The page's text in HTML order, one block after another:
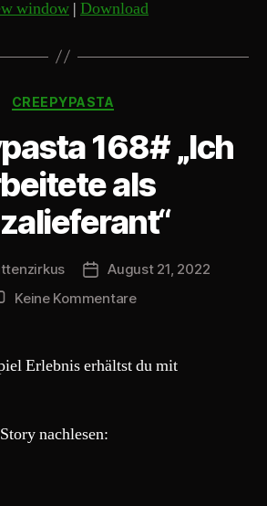
window | Download
Kategorien
CREEPYPASTA
168# „Ich
als
Beitragsdatum
August 21, 2022
Keine Kommentarezu
„Ich
Erlebnis erhältst du mit
nachlesen: